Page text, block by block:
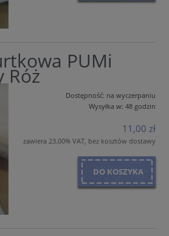
PUMi
Róż
Dostępność: na wyczerpaniu
Wysyłka w: 48 godzin
11,00 zł
zawiera 23.00% VAT, bez kosztów dostawy
DO KOSZYKA